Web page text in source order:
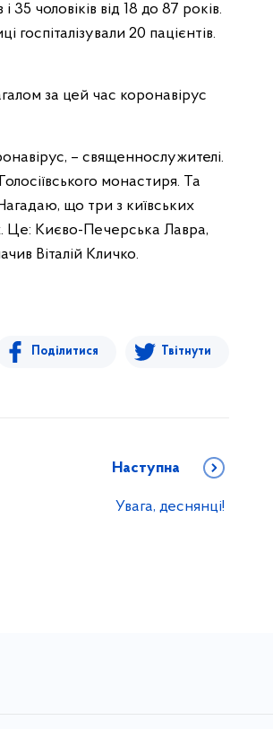
чоловіків від 18 до 87 років.
госпіталізували 20 пацієнтів.
за цей час коронавірус
– священнослужителі.
монастиря. Та
що три з київських
Це: Києво-Печерська Лавра,
Віталій Кличко.
Поділитися Твітнути
Наступна
Увага, деснянці!